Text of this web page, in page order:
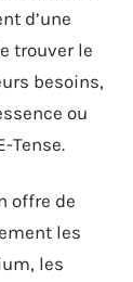
d’une
trouver le
besoins,
ou
Tense.
offre de
les
les